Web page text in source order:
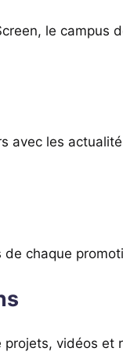
le campus
avec les
chaque
vidéos et